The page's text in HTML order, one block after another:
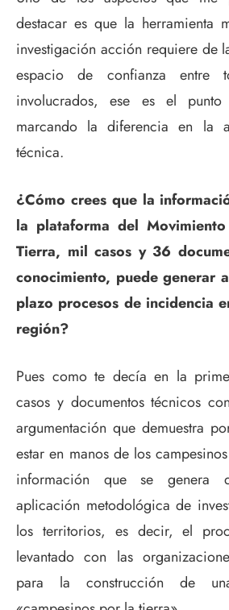
destacar es que la herramienta
investigación acción requiere de
espacio de confianza entre
involucrados, ese es el
marcando la diferencia en la
técnica.
¿Cómo crees que la
la plataforma del
Tierra, mil casos y 36
conocimiento, puede generar
plazo procesos de incidencia
región?
Pues como te decía en la
casos y documentos técnicos
argumentación que demuestra
estar en manos de los
información que se genera
aplicación metodológica de
los territorios, es decir, el
levantado con las
para la construcción de